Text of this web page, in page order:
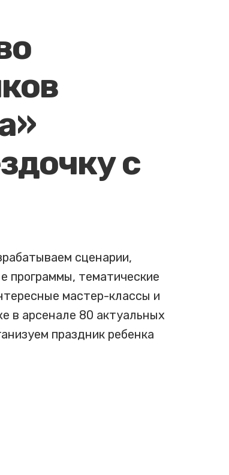
с
сценарии,
программы, тематические
мастер-классы и
в арсенале 80 актуальных
праздник ребенка